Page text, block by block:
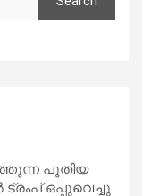
പുതിയ
ഒപ്പുവെച്ചു